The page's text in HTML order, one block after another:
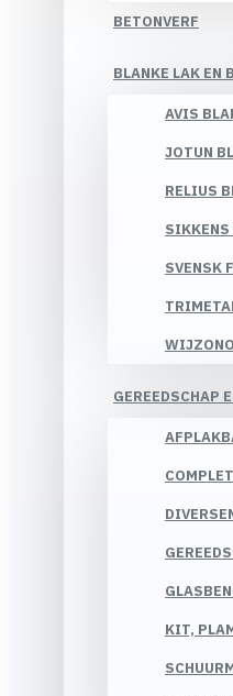
BETONVERF
BLANKE LAK EN
AVIS
JOTUN
RELIUS
SIKKENS
SVENSK
GEREEDSCHAP
KIT,